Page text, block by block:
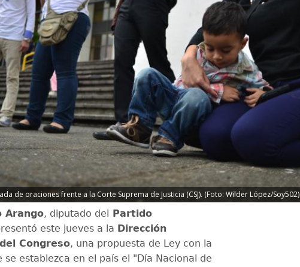
de oraciones frente a la Corte Suprema de Justicia (CSJ). (Foto: Wilder López/Soy502)
Arango, diputado del Partido
este jueves a la Dirección
Congreso, una propuesta de Ley con la
se establezca en el país el "Día Nacional de